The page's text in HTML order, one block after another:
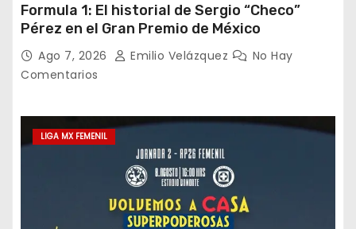
Formula 1: El historial de Sergio “Checo”
Pérez en el Gran Premio de México
Ago 7, 2026 Emilio Velázquez
No Hay
Comentarios
LIGA MX FEMENIL